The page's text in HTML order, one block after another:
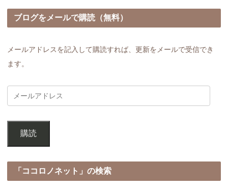
ブログをメールで購読（無料）
メールアドレスを記入して購読すれば、更新をメールで受信でき
ます。
購読
「ココロノネット」の検索